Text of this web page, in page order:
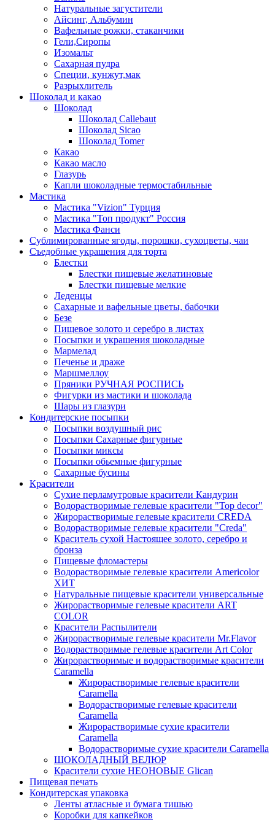
Натуральные загустители
Айсинг, Альбумин
Вафельные рожки, стаканчики
Гели,Сиропы
Изомальт
Сахарная пудра
Специи, кунжут,мак
Разрыхлитель
Шоколад и какао
Шоколад
Шоколад Callebaut
Шоколад Sicao
Шоколад Tomer
Какао
Какао масло
Глазурь
Капли шоколадные термостабильные
Мастика
Мастика "Vizion" Турция
Мастика "Топ продукт" Россия
Мастика Фанси
Сублимированные ягоды, порошки, сухоцветы, чаи
Съедобные украшения для торта
Блестки
Блестки пищевые желатиновые
Блестки пищевые мелкие
Леденцы
Сахарные и вафельные цветы, бабочки
Безе
Пищевое золото и серебро в листах
Посыпки и украшения шоколадные
Мармелад
Печенье и драже
Маршмеллоу
Пряники РУЧНАЯ РОСПИСЬ
Фигурки из мастики и шоколада
Шары из глазури
Кондитерские посыпки
Посыпки воздушный рис
Посыпки Сахарные фигурные
Посыпки миксы
Посыпки обьемные фигурные
Сахарные бусины
Красители
Сухие перламутровые красители Кандурин
Водорастворимые гелевые красители "Top decor"
Жирорастворимые гелевые красители CREDA
Водорастворимые гелевые красители "Creda"
Краситель сухой Настоящее золото, серебро и
бронза
Пищевые фломастеры
Водорастворимые гелевые красители Americolor
ХИТ
Натуральные пищевые красители универсальные
Жирорастворимые гелевые красители ART
COLOR
Красители Распылители
Жирорастворимые гелевые красители Mr.Flavor
Водорастворимые гелевые красители Art Color
Жирорастворимые и водорастворимые красители
Caramella
Жирорастворимые гелевые красители
Caramella
Водорастворимые гелевые красители
Caramella
Жирорастворимые сухие красители
Caramella
Водорастворимые сухие красители Caramella
ШОКОЛАДНЫЙ ВЕЛЮР
Красители сухие НЕОНОВЫЕ Glican
Пищевая печать
Кондитерская упаковка
Ленты атласные и бумага тишью
Коробки для капкейков